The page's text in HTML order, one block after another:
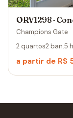
ORV1298 ·
Champions Gate
2 quartos2 ban.5
a partir de R$